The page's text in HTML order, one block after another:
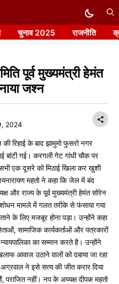
चुनाव 2025 राजनीति
पूर्व मुख्यमंत्री हेमंत
जश्न
2024
रिहाई के बाद झामुमो फुसरो नगर
बांटी गई। करगली गेट गांधी चौक पर
सभी एक दूसरे को मिठाई खिला कर खुशी
महतो ने कहा कि जेल में बंद
और राज्य के पूर्व मुख्यमंत्री हेमंत सोरेन
मामले में गलत तरीके से फंसाया गया
के लिए मजबूर होना पड़ा। उन्होंने कहा
सामाजिक कार्यकर्ताओं और पत्रकारों
का सम्मान करते है। उन्होंने
आवाज उठाने वालों को दबाया जा रहा
ने इसे सत्य की जीत करार दिया
पराजित नहीं। नप के अघ्यक्ष दीपक महतो